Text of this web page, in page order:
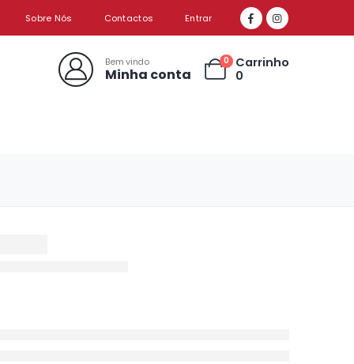
Sobre Nós Contactos Entrar
Bem vindo
Minha conta
0
Carrinho
0